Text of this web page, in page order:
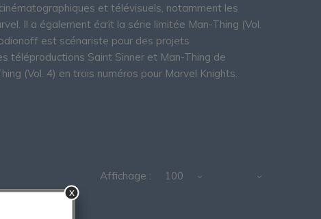
et télévisuels, notamment les
Il a également écrit la série limitée Man-Thing (Vol.
est scénariste pour des projets
téléproductions Saint Sinner et Man-Thing de
(Vol. 4) en trois numéros pour Marvel Knights.
Affichage : 100
x